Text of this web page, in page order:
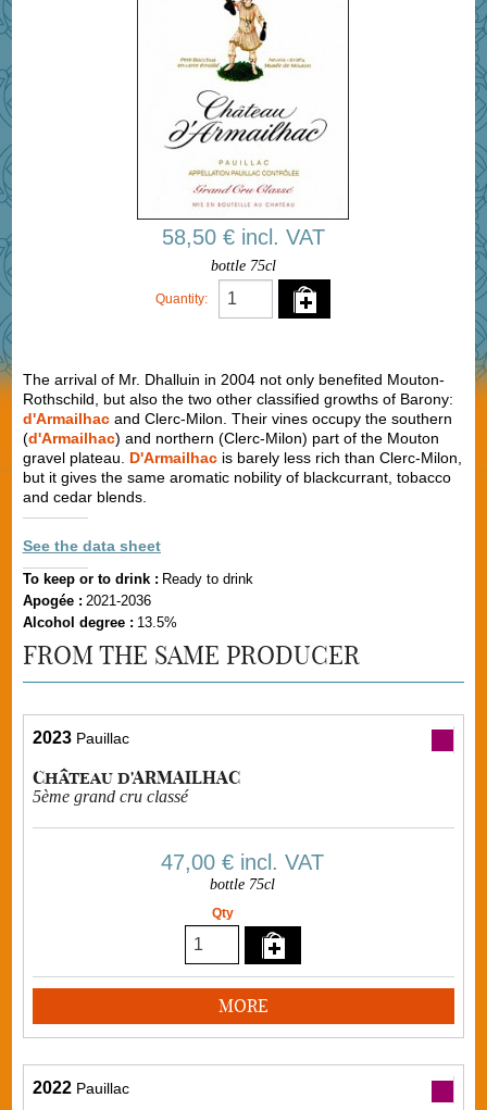
58,50 € incl. VAT
bottle 75cl
Quantity:
The arrival of Mr. Dhalluin in 2004 not only benefited Mouton-
Rothschild, but also the two other classified growths of Barony:
d'Armailhacand Clerc-Milon. Their vines occupy the southern
(d'Armailhac) and northern (Clerc-Milon) part of the Mouton
gravel plateau. D'Armailhacis barely less rich than Clerc-Milon,
but it gives the same aromatic nobility of blackcurrant, tobacco
and cedar blends.
See the data sheet
To keep or to drink : Ready to drink
Apogée : 2021-2036
Alcohol degree : 13.5%
FROM THE SAME PRODUCER
2023 Pauillac
Château d'ARMAILHAC
5ème grand cru classé
47,00 € incl. VAT
bottle 75cl
Qty
MORE
2022 Pauillac